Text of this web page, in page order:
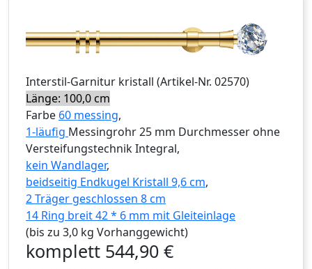
Interstil-Garnitur kristall (Artikel-Nr. 02570)
Länge: 100,0 cm
Farbe 60 messing,
1-läufig Messingrohr 25 mm Durchmesser ohne
Versteifungstechnik Integral,
kein Wandlager,
beidseitig Endkugel Kristall 9,6 cm,
2 Träger geschlossen 8 cm
14 Ring breit 42 * 6 mm mit Gleiteinlage
(bis zu 3,0 kg Vorhanggewicht)
komplett 544,90 €